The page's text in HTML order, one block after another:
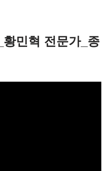
민혁 전문가_종